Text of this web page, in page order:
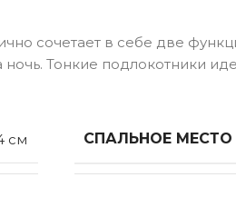
сочетает в себе две
Тонкие подлокотники
см СПАЛЬНОЕ МЕСТО